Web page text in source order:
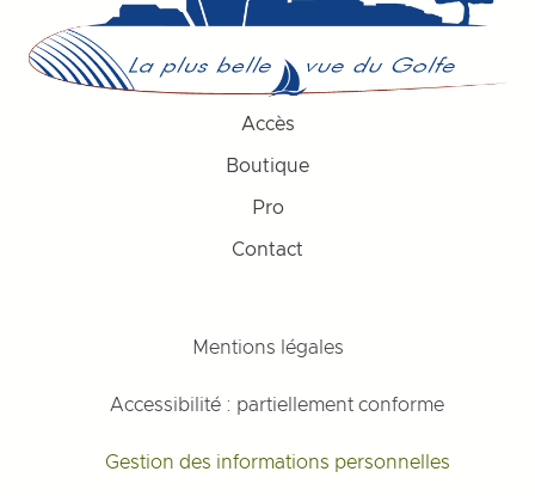
Accès
Boutique
Pro
Contact
Mentions légales
Accessibilité : partiellement conforme
Gestion des informations personnelles